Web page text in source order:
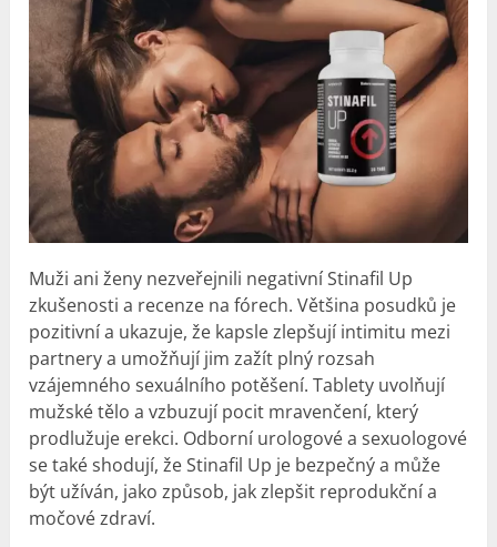
Muži ani ženy nezveřejnili negativní Stinafil Up
zkušenostia recenze na fórech. Většina posudků je
pozitivní a ukazuje, že kapsle zlepšují intimitu mezi
partnery a umožňují jim zažít plný rozsah
vzájemného sexuálního potěšení. Tablety uvolňují
mužské tělo a vzbuzují pocit mravenčení, který
prodlužuje erekci. Odborní urologové a sexuologové
se také shodují, že Stinafil Up je bezpečný a může
být užíván, jako způsob, jak zlepšit reprodukční a
močové zdraví.